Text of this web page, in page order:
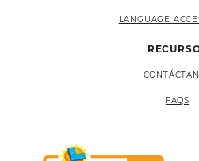
LANGUAGE
FAQS